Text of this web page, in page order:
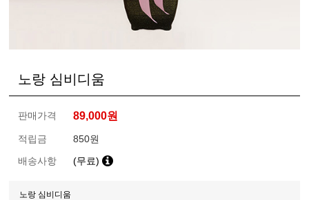
노랑 심비디움
판매가격 89,000원
적립금
850원
배송사항
(무료)
노랑 심비디움